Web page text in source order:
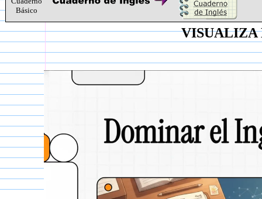
Básico
VISUALIZA